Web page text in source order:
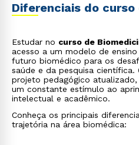
Diferenciais do curso
Estudar no curso de
acesso a um modelo de
futuro biomédico para os
saúde e da pesquisa científica.
projeto pedagógico
um constante estímulo ao
intelectual e acadêmico.
Conheça os principais
trajetória na área biomédica: